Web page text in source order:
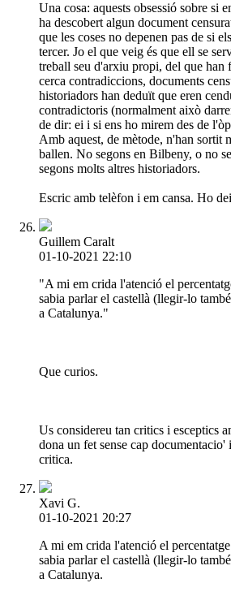
Una cosa: aquests obsessió sobre si
ha descobert algun document
que les coses no depenen pas de si
tercer. Jo el que veig és que ell se
treball seu d'arxiu propi, del que han
cerca contradiccions, documents
historiadors han deduït que eren
contradictoris (normalment això
de dir: ei i si ens ho mirem des de
Amb aquest, de mètode, n'han sortit
ballen. No segons en Bilbeny, o no
segons molts altres historiadors.
Escric amb telèfon i em cansa. Ho
Guillem Caralt
01-10-2021 22:10
"A mi em crida l'atenció el
sabia parlar el castellà (llegir-lo
a Catalunya."
Que curios.
Us considereu tan critics i esceptics
dona un fet sense cap documentacio'
critica.
Xavi G.
01-10-2021 20:27
A mi em crida l'atenció el
sabia parlar el castellà (llegir-lo
a Catalunya.